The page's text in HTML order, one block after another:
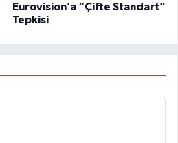
Eurovision’a “Çifte Standart”
Tepkisi